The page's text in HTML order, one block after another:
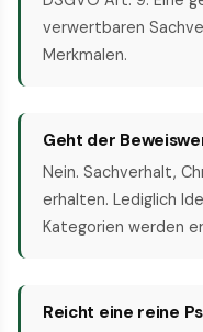
verwertbaren
Merkmalen.
Geht der
Nein. Sachverhalt,
erhalten. Lediglich
Kategorien werden
Reicht eine reine